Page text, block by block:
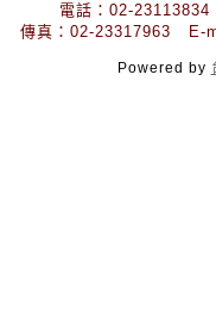
電話：02-
傳真：02-23317963 E-
Powered by